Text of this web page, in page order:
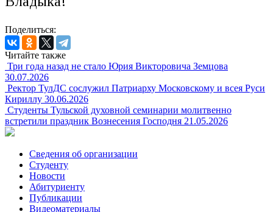
Поделиться:
Читайте также
Три года назад не стало Юрия Викторовича Земцова
30.07.2026
Ректор ТулДС сослужил Патриарху Московскому и всея Руси
Кириллу 30.06.2026
Студенты Тульской духовной семинарии молитвенно
встретили праздник Вознесения Господня 21.05.2026
Сведения об организации
Студенту
Новости
Абитуриенту
Публикации
Видеоматериалы